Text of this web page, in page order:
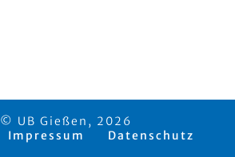
© UB Gießen, 2026
Impressum
Datenschutz